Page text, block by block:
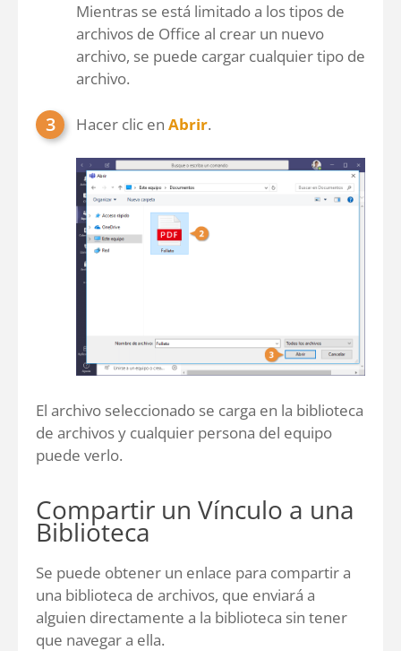
Mientras se está limitado a los tipos de
archivos de Office al crear un nuevo
archivo, se puede cargar cualquier tipo de
archivo.
Hacer clic en Abrir.
El archivo seleccionado se carga en la biblioteca
de archivos y cualquier persona del equipo
puede verlo.
Compartir un Vínculo a una
Biblioteca
Se puede obtener un enlace para compartir a
una biblioteca de archivos, que enviará a
alguien directamente a la biblioteca sin tener
que navegar a ella.